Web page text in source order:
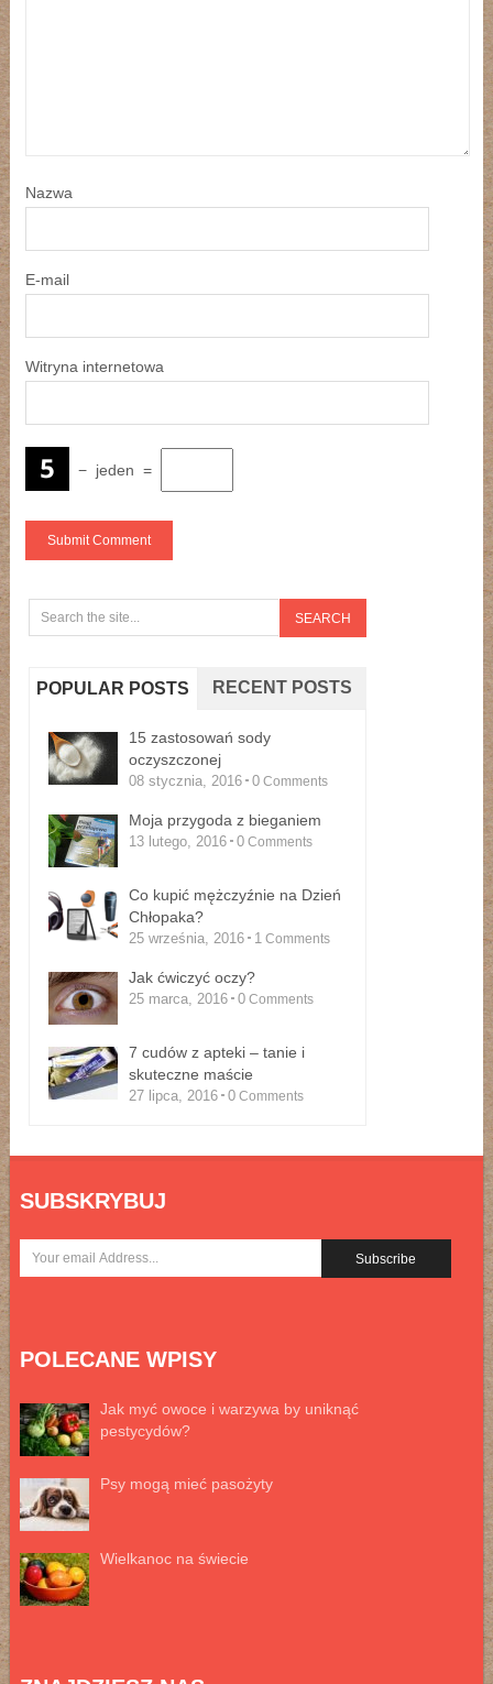
Nazwa
E-mail
Witryna internetowa
− jeden =
POPULAR POSTS RECENT POSTS
15 zastosowań sody
oczyszczonej
08 stycznia, 2016 0 Comments
Moja przygoda z bieganiem
13 lutego, 2016 0 Comments
Co kupić mężczyźnie na Dzień
Chłopaka?
25 września, 2016 1 Comments
Jak ćwiczyć oczy?
25 marca, 2016 0 Comments
7 cudów z apteki – tanie i
skuteczne maście
27 lipca, 2016 0 Comments
SUBSKRYBUJ
POLECANE WPISY
Jak myć owoce i warzywa by uniknąć
pestycydów?
Psy mogą mieć pasożyty
Wielkanoc na świecie